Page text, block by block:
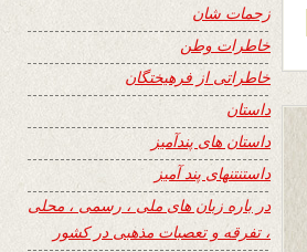
زحمات شان
خاطرات وطن
خاطراتی از فرهیختگان
داستان
داستان های پندآمیز
داستنتنهای پند آمیز
در باره زبان های ملی ، رسمی ، محلی
، تفرقه و تعصبات مذهبی در کشور